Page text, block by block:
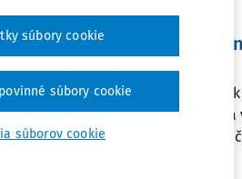
z pohľadu
inštitútu stanoviska obhajcu
trestného konania
obhajcu k obžalobe z pohľadu
súborov cookie
súbory cookie
súbory cookie